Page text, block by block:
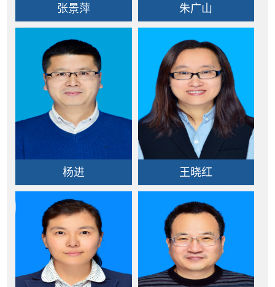
张景萍 朱广山
杨进 王晓红